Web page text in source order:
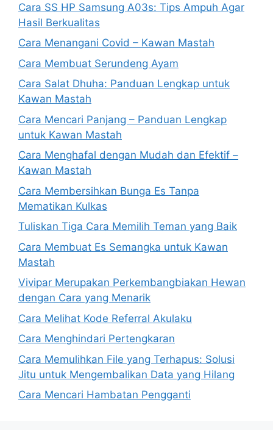
Cara SS HP Samsung A03s: Tips Ampuh Agar
Hasil Berkualitas
Cara Menangani Covid – Kawan Mastah
Cara Membuat Serundeng Ayam
Cara Salat Dhuha: Panduan Lengkap untuk
Kawan Mastah
Cara Mencari Panjang – Panduan Lengkap
untuk Kawan Mastah
Cara Menghafal dengan Mudah dan Efektif –
Kawan Mastah
Cara Membersihkan Bunga Es Tanpa
Mematikan Kulkas
Tuliskan Tiga Cara Memilih Teman yang Baik
Cara Membuat Es Semangka untuk Kawan
Mastah
Vivipar Merupakan Perkembangbiakan Hewan
dengan Cara yang Menarik
Cara Melihat Kode Referral Akulaku
Cara Menghindari Pertengkaran
Cara Memulihkan File yang Terhapus: Solusi
Jitu untuk Mengembalikan Data yang Hilang
Cara Mencari Hambatan Pengganti